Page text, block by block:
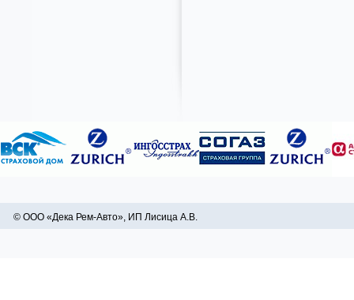
© ООО «Дека Рем-Авто», ИП Лисица А.В.